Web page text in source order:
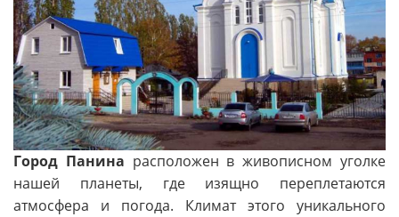
Город Панина расположен в живописном уголке
нашей планеты, где изящно переплетаются
атмосфера и погода. Климат этого уникального